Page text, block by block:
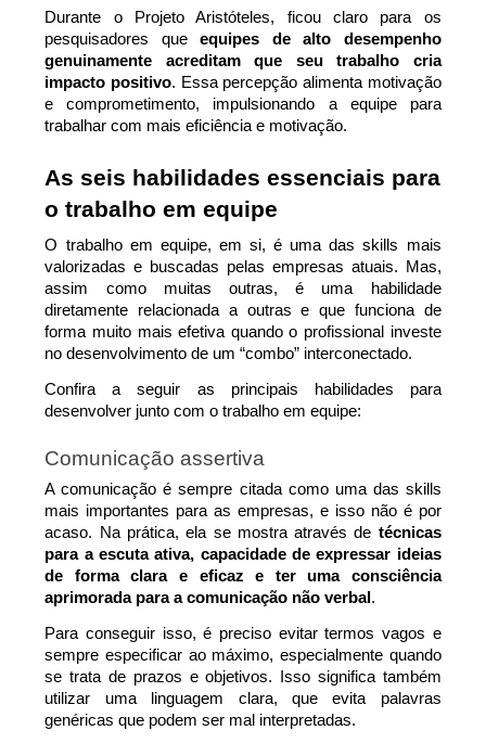
Durante o Projeto Aristóteles, ficou claro para os
pesquisadores que equipes de alto desempenho
genuinamente acreditam que seu trabalho cria
impacto positivo. Essa percepção alimenta motivação
e comprometimento, impulsionando a equipe para
trabalhar com mais eficiência e motivação.
As seis habilidades essenciais para
o trabalho em equipe
O trabalho em equipe, em si, é uma das skills mais
valorizadas e buscadas pelas empresas atuais. Mas,
assim como muitas outras, é uma habilidade
diretamente relacionada a outras e que funciona de
forma muito mais efetiva quando o profissional investe
no desenvolvimento de um “combo” interconectado.
Confira a seguir as principais habilidades para
desenvolver junto com o trabalho em equipe:
Comunicação assertiva
A comunicação é sempre citada como uma das skills
mais importantes para as empresas, e isso não é por
acaso. Na prática, ela se mostra através de técnicas
para a escuta ativa, capacidade de expressar ideias
de forma clara e eficaz e ter uma consciência
aprimorada para a comunicação não verbal .
Para conseguir isso, é preciso evitar termos vagos e
sempre especificar ao máximo, especialmente quando
se trata de prazos e objetivos. Isso significa também
utilizar uma linguagem clara, que evita palavras
genéricas que podem ser mal interpretadas.